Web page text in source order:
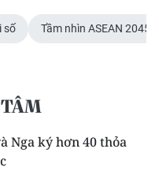
số Tầm nhìn ASEAN 2045
TÂM
Nga ký hơn 40 thỏa